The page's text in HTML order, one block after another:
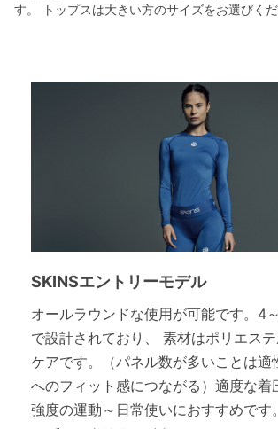
す。 トップスは大きい方のサイズをお選びくだ
SKINSエントリーモデル
オールラウンドな使用が可能です。4
で設計されており、 素材はポリエス
ケアです。（パネル数が多いことは適
へのフィット感につながる）適度な着
強度の運動～日常使いにおすすめです。